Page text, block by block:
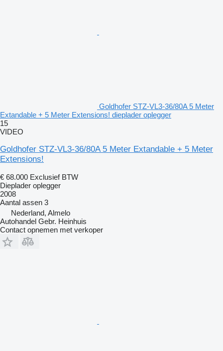
Goldhofer STZ-VL3-36/80A 5 Meter
Extandable + 5 Meter Extensions! dieplader oplegger
15
VIDEO
Goldhofer STZ-VL3-36/80A 5 Meter Extandable + 5 Meter
Extensions!
€ 68.000 Exclusief BTW
Dieplader oplegger
2008
Aantal assen 3
Nederland, Almelo
Autohandel Gebr. Heinhuis
Contact opnemen met verkoper